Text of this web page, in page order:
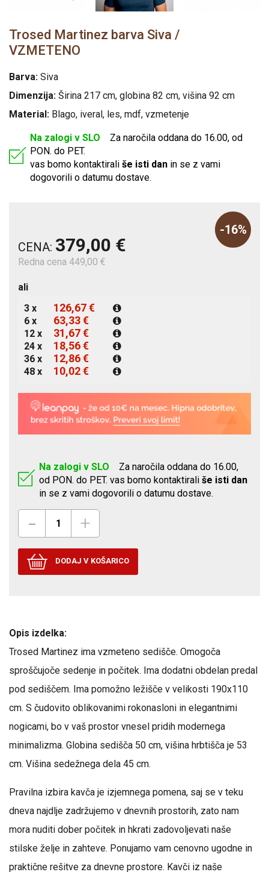
Trosed Martinez barva Siva /
VZMETENO
Barva: Siva
Dimenzija: Širina 217 cm, globina 82 cm, višina 92 cm
Material: Blago, iveral, les, mdf, vzmetenje
Na zalogi v SLO
Za naročila oddana do 16.00, od
PON. do PET.
vas bomo kontaktirali še isti dan in se z vami
dogovorili o datumu dostave.
-16%
CENA: 379,00 €
Redna cena 449,00 €
ali
3 x
126,67 €
6 x 63,33 €
12 x 31,67 €
24 x 18,56 €
36 x 12,86 €
48 x 10,02 €
Na zalogi v SLO
Za naročila oddana do 16.00,
od PON. do PET. vas bomo kontaktirali še isti dan
in se z vami dogovorili o datumu dostave.
- +
DODAJ V KOŠARICO
Opis izdelka:
Trosed Martinez ima vzmeteno sedišče. Omogoča
sproščujoče sedenje in počitek. Ima dodatni obdelan predal
pod sediščem. Ima pomožno ležišče v velikosti 190x110
cm. S čudovito oblikovanimi rokonasloni in elegantnimi
nogicami, bo v vaš prostor vnesel pridih modernega
minimalizma. Globina sedišča 50 cm, višina hrbtišča je 53
cm. Višina sedežnega dela 45 cm.
Pravilna izbira kavča je izjemnega pomena, saj se v teku
dneva najdlje zadržujemo v dnevnih prostorih, zato nam
mora nuditi dober počitek in hkrati zadovoljevati naše
stilske želje in zahteve. Ponujamo vam cenovno ugodne in
praktične rešitve za dnevne prostore. Kavči iz naše